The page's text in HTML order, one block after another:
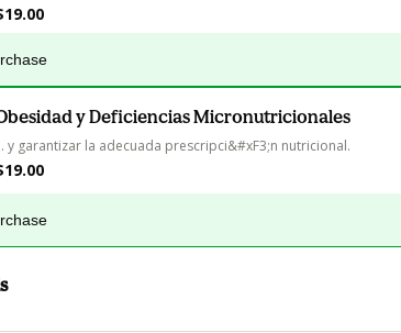
y Deficiencias Micronutricionales
y garantizar la adecuada prescripci&#xF3;n nutricional.